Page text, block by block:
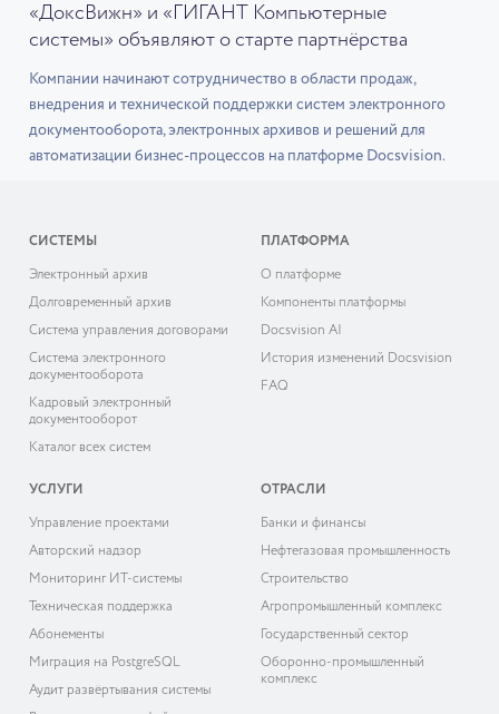
«ДоксВижн» и «ГИГАНТ Компьютерные
системы» объявляют о старте партнёрства
Компании начинают сотрудничество в области продаж,
внедрения и технической поддержки систем электронного
документооборота, электронных архивов и решений для
автоматизации бизнес-процессов на платформе Docsvision.
СИСТЕМЫ
Электронный архив
Долговременный архив
Система управления договорами
Система электронного
документооборота
Кадровый электронный
документооборот
Каталог всех систем
ПЛАТФОРМА
О платформе
Компоненты платформы
Docsvision AI
История изменений Docsvision
FAQ
УСЛУГИ
Управление проектами
Авторский надзор
Мониторинг ИТ-системы
Техническая поддержка
Абонементы
Миграция на PostgreSQL
Аудит развёртывания системы
ОТРАСЛИ
Банки и финансы
Нефтегазовая промышленность
Строительство
Агропромышленный комплекс
Государственный сектор
Оборонно-промышленный
комплекс